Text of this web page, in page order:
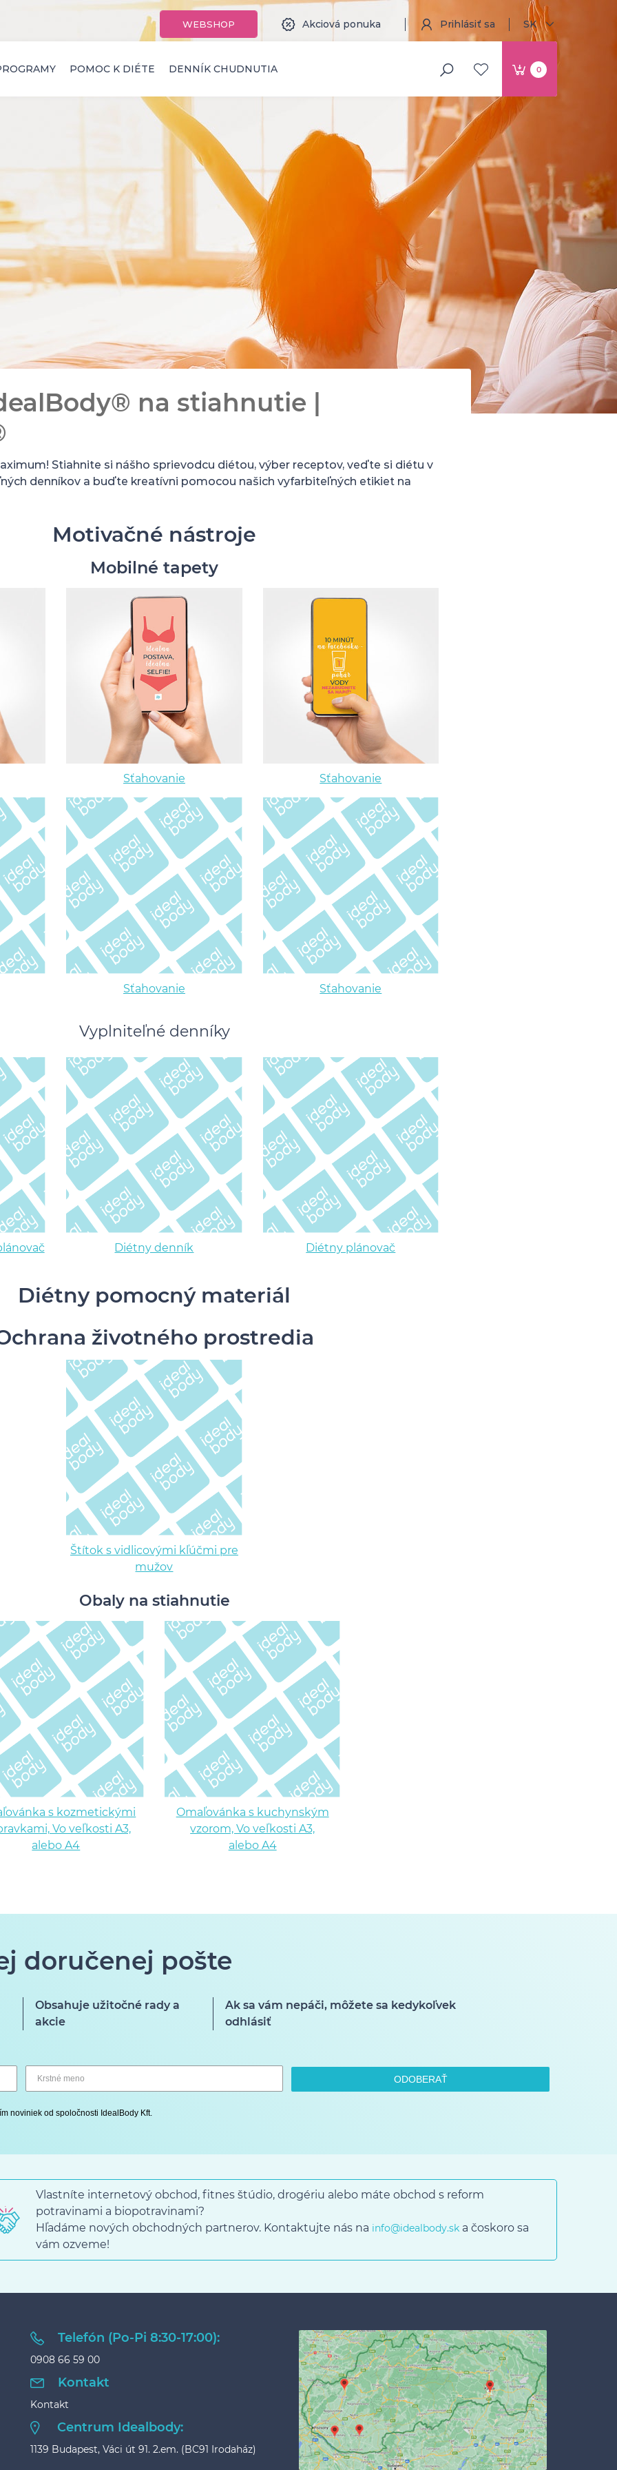
WEBSHOP Akciová ponuka Prihlásiť sa SK
POMOC K DIÉTE DENNÍK CHUDNUTIA 0
na stiahnutie |
Stiahnite si nášho sprievodcu diétou, výber receptov, veďte si diétu v
denníkov a buďte kreatívni pomocou našich vyfarbiteľných etikiet na
Motivačné nástroje
Mobilné tapety
Sťahovanie Sťahovanie
Sťahovanie Sťahovanie
Vyplniteľné denníky
Diétny denník Diétny plánovač
Diétny pomocný materiál
životného prostredia
Štítok s vidlicovými kľúčmi pre
mužov
Obaly na stiahnutie
s kozmetickými
Vo veľkosti A3,
alebo A4
Omaľovánka s kuchynským
vzorom, Vo veľkosti A3,
alebo A4
doručenej pošte
Obsahuje užitočné rady a
akcie
Ak sa vám nepáči, môžete sa kedykoľvek
odhlásiť
ODOBERAŤ
noviniek od spoločnosti IdealBody Kft.
Vlastníte internetový obchod, fitnes štúdio, drogériu alebo máte obchod s reform
potravinami a biopotravinami?
Hľadáme nových obchodných partnerov. Kontaktujte nás na info@idealbody.sk a čoskoro sa
vám ozveme!
Telefón (Po-Pi 8:30-17:00):
0908 66 59 00
Kontakt
Kontakt
Centrum Idealbody:
1139 Budapest, Váci út 91. 2.em. (BC91 Irodaház)